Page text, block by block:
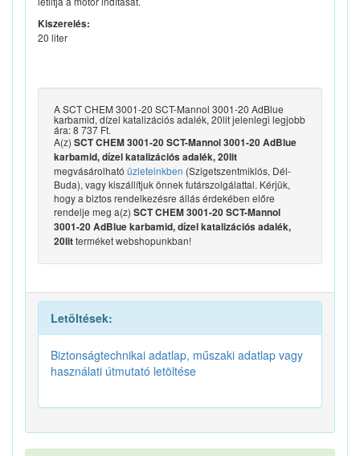
Kiszerelés:
20 liter
A SCT CHEM 3001-20 SCT-Mannol 3001-20 AdBlue
karbamid, dízel katalizációs adalék, 20lit jelenlegi legjobb
ára: 8 737 Ft.
A(z) SCT CHEM 3001-20 SCT-Mannol 3001-20 AdBlue
karbamid, dízel katalizációs adalék, 20lit
megvásárolható üzleteinkben (Szigetszentmiklós, Dél-
Buda), vagy kiszállítjuk önnek futárszolgálattal. Kérjük,
hogy a biztos rendelkezésre állás érdekében előre
rendelje meg a(z) SCT CHEM 3001-20 SCT-Mannol
3001-20 AdBlue karbamid, dízel katalizációs adalék,
20litterméket webshopunkban!
Letöltések:
Biztonságtechnikai adatlap, műszaki adatlap vagy
használati útmutató letöltése